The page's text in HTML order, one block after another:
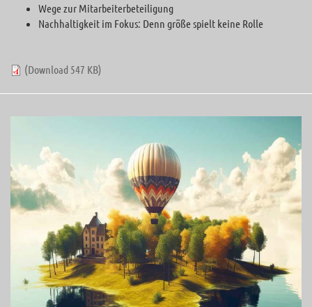
Wege zur Mitarbeiterbeteiligung
Nachhaltigkeit im Fokus: Denn größe spielt keine Rolle
(Download 547 KB)